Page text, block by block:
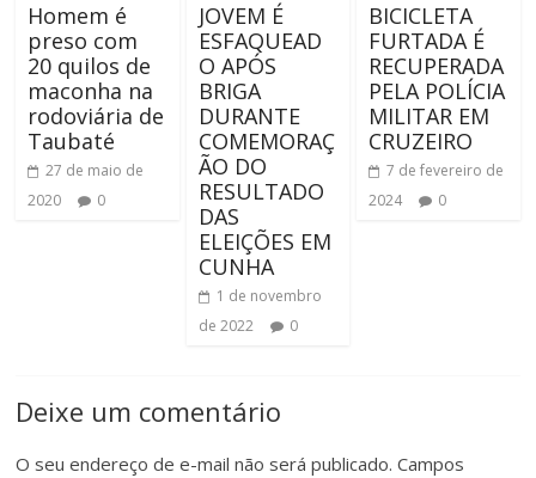
Homem é
preso com
20 quilos de
maconha na
rodoviária de
Taubaté
27 de maio de
2020
0
JOVEM É
ESFAQUEAD
O APÓS
BRIGA
DURANTE
COMEMORAÇ
ÃO DO
RESULTADO
DAS
ELEIÇÕES EM
CUNHA
1 de novembro
de 2022
0
BICICLETA
FURTADA É
RECUPERADA
PELA POLÍCIA
MILITAR EM
CRUZEIRO
7 de fevereiro de
2024
0
Deixe um comentário
O seu endereço de e-mail não será publicado. Campos